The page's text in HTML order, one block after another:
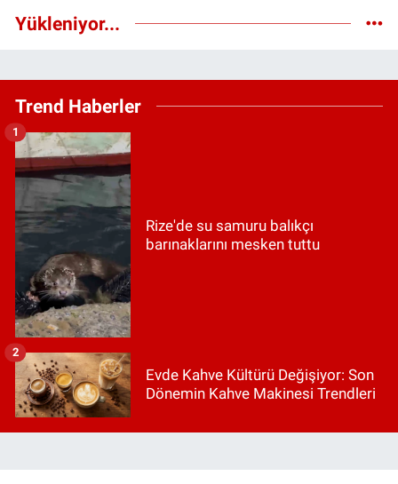
Yükleniyor...
Trend Haberler
Rize'de su samuru balıkçı
barınaklarını mesken tuttu
1
Evde Kahve Kültürü Değişiyor: Son
Dönemin Kahve Makinesi Trendleri
2